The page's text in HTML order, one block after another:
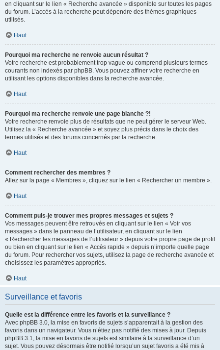
en cliquant sur le lien « Recherche avancée » disponible sur toutes les pages
du forum. L’accès à la recherche peut dépendre des thèmes graphiques
utilisés.
Haut
Pourquoi ma recherche ne renvoie aucun résultat ?
Votre recherche est probablement trop vague ou comprend plusieurs termes
courants non indexés par phpBB. Vous pouvez affiner votre recherche en
utilisant les options disponibles dans la recherche avancée.
Haut
Pourquoi ma recherche renvoie une page blanche ?!
Votre recherche renvoie plus de résultats que ne peut gérer le serveur Web.
Utilisez la « Recherche avancée » et soyez plus précis dans le choix des
termes utilisés et des forums concernés par la recherche.
Haut
Comment rechercher des membres ?
Allez sur la page « Membres », cliquez sur le lien « Rechercher un membre ».
Haut
Comment puis-je trouver mes propres messages et sujets ?
Vos messages peuvent être retrouvés en cliquant sur le lien « Voir vos
messages » dans le panneau de l’utilisateur, en cliquant sur le lien
« Rechercher les messages de l’utilisateur » depuis votre propre page de profil
ou bien en cliquant sur le lien « Accès rapide » depuis n’importe quelle page
du forum. Pour rechercher vos sujets, utilisez la page de recherche avancée et
choisissez les paramètres appropriés.
Haut
Surveillance et favoris
Quelle est la différence entre les favoris et la surveillance ?
Avec phpBB 3.0, la mise en favoris de sujets s’apparentait à la gestion des
favoris dans un navigateur. Vous n’étiez pas notifié des mises à jour. Depuis
phpBB 3.1, la mise en favoris de sujets est similaire à la surveillance d’un
sujet. Vous pouvez désormais être notifié lorsqu’un sujet favoris a été mis à